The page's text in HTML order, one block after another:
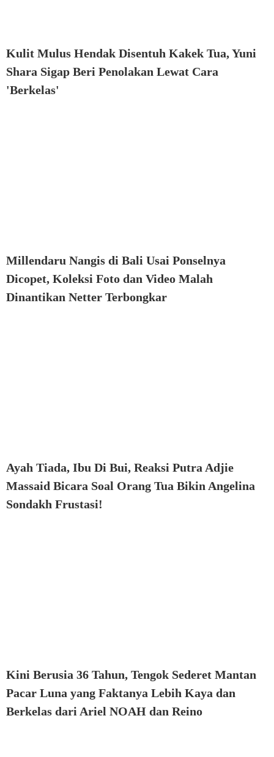
Kulit Mulus Hendak Disentuh Kakek Tua, Yuni
Shara Sigap Beri Penolakan Lewat Cara
'Berkelas'
Millendaru Nangis di Bali Usai Ponselnya
Dicopet, Koleksi Foto dan Video Malah
Dinantikan Netter Terbongkar
Ayah Tiada, Ibu Di Bui, Reaksi Putra Adjie
Massaid Bicara Soal Orang Tua Bikin Angelina
Sondakh Frustasi!
Kini Berusia 36 Tahun, Tengok Sederet Mantan
Pacar Luna yang Faktanya Lebih Kaya dan
Berkelas dari Ariel NOAH dan Reino